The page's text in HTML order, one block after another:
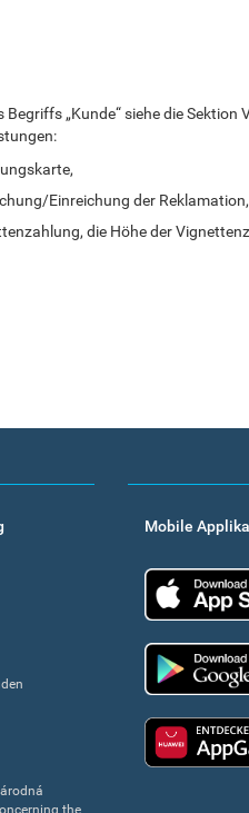
„Kunde“ siehe die Sektion
Einreichung der Reklamation,
die Höhe der
the
Mobile